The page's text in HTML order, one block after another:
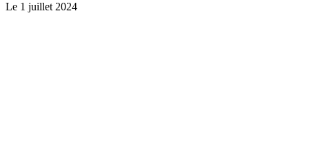
Le 1 juillet 2024